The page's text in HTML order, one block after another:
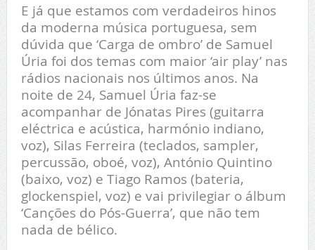
E já que estamos com verdadeiros hinos
da moderna música portuguesa, sem
dúvida que ‘Carga de ombro’ de Samuel
Úria foi dos temas com maior ‘air play’ nas
rádios nacionais nos últimos anos. Na
noite de 24, Samuel Úria faz-se
acompanhar de Jónatas Pires (guitarra
eléctrica e acústica, harmónio indiano,
voz), Silas Ferreira (teclados, sampler,
percussão, oboé, voz), António Quintino
(baixo, voz) e Tiago Ramos (bateria,
glockenspiel, voz) e vai privilegiar o álbum
‘Canções do Pós-Guerra’, que não tem
nada de bélico.